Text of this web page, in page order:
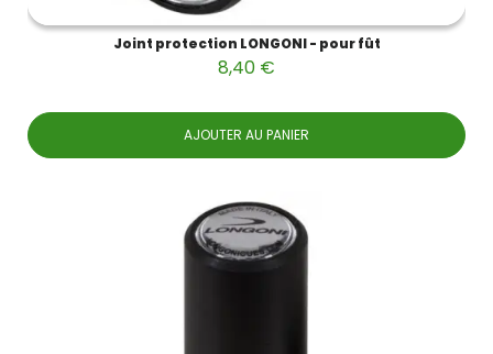
Joint protection LONGONI - pour fût
8,40 €
AJOUTER AU PANIER